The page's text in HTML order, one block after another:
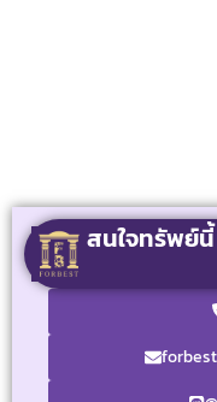
สนใจทรัพย์